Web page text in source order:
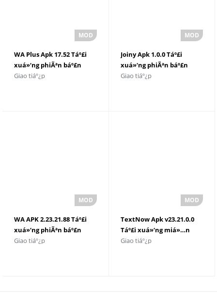
WA Plus Apk 17.52 Táº£i
xuá»‘ng phiÃªn báº£n
má»›i nháº¥t
Giao tiáº¿p
Joiny Apk 1.0.0 Táº£i
xuá»‘ng phiÃªn báº£n
má»›i nháº¥t 2025
Giao tiáº¿p
WA APK 2.23.21.88 Táº£i
xuá»‘ng phiÃªn báº£n
má»›i nháº¥t 2023
Giao tiáº¿p
TextNow Apk v23.21.0.0
Táº£i xuá»‘ng miá»…n
phÃ­
Giao tiáº¿p